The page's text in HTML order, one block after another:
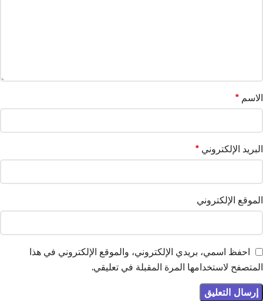
الاسم *
البريد الإلكتروني *
الموقع الإلكتروني
احفظ اسمي، بريدي الإلكتروني، والموقع الإلكتروني في هذا
المتصفح لاستخدامها المرة المقبلة في تعليقي.